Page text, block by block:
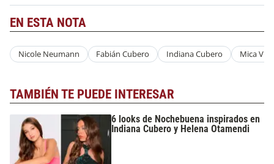
EN ESTA NOTA
Nicole Neumann Fabián Cubero Indiana Cubero Mica
TAMBIÉN TE PUEDE INTERESAR
6 looks de Nochebuena inspirados en
Indiana Cubero y Helena Otamendi